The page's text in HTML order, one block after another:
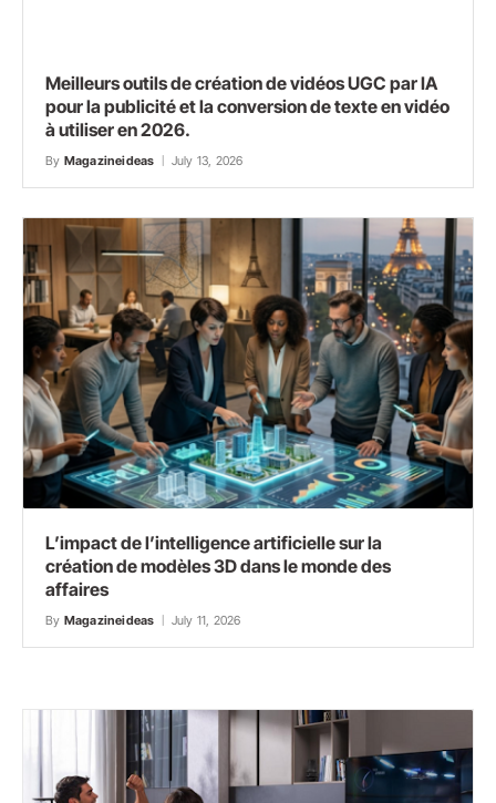
Meilleurs outils de création de vidéos UGC par IA
pour la publicité et la conversion de texte en vidéo
à utiliser en 2026.
By Magazineideas July 13, 2026
L’impact de l’intelligence artificielle sur la
création de modèles 3D dans le monde des
affaires
By Magazineideas July 11, 2026